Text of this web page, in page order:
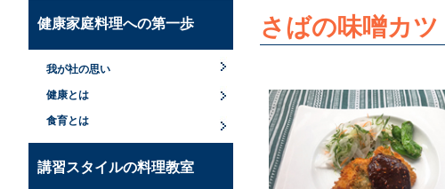
健康家庭料理への第一歩
我が社の思い
健康とは
食育とは
講習スタイルの料理教室
さばの味噌カツ